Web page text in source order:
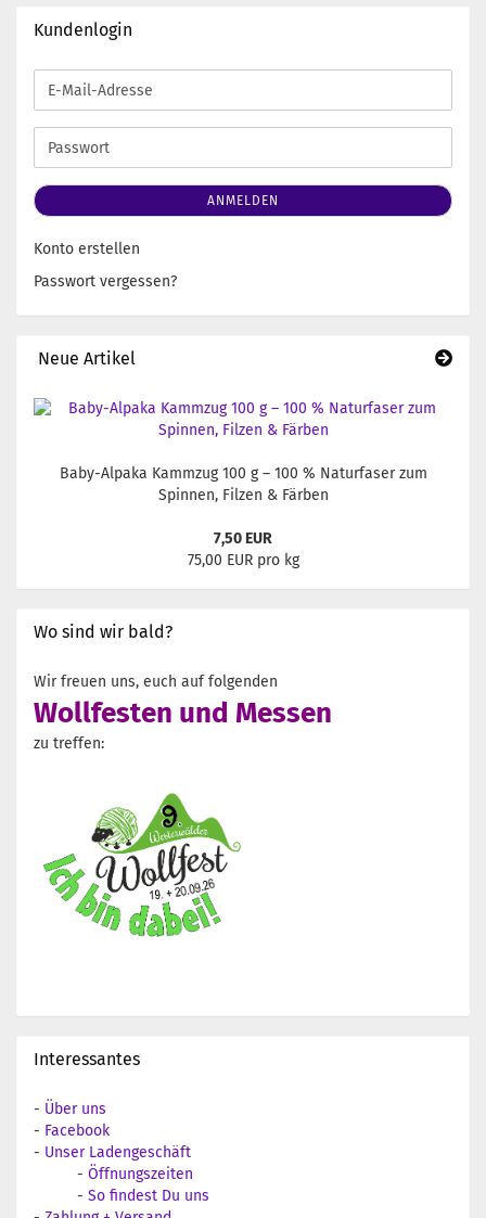
Kundenlogin
E-
Mail-
Adresse
Passwort
ANMELDEN
Konto erstellen
Passwort vergessen?
Neue Artikel
Baby-Alpaka Kammzug 100 g – 100 % Naturfaser zum
Spinnen, Filzen & Färben
7,50 EUR
75,00 EUR pro kg
Wo sind wir bald?
Wir freuen uns, euch auf folgenden
Wollfesten und Messen
zu treffen:
Interessantes
- Über uns
- Facebook
- Unser Ladengeschäft
- Öffnungszeiten
- So findest Du uns